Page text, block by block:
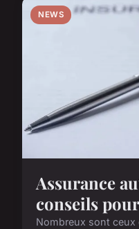
NEWS
Assurance
conseils
Nombreux sont ceux